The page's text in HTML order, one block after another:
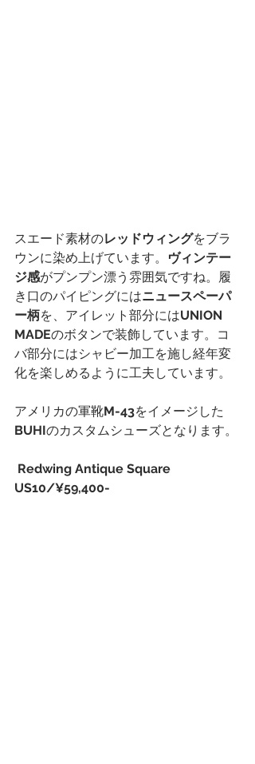
スエード素材のレッドウィングをブラ
ウンに染め上げています。
ヴィンテー
ジ感がプンプン漂う雰囲気ですね。履
き口のパイピングにはニュースペーパ
ー柄を、アイレット部分にはUNION
MADEのボタンで装飾しています。コ
バ部分にはシャビー加工を施し経年変
化を楽しめるように工夫しています。
アメリカの軍靴M-43をイメージした
BUHIのカスタムシューズとなります。
US10/¥59,400-